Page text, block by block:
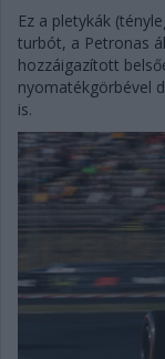
Ez a pletykák
turbót, a Petronas
hozzáigazított
nyomatékgörbével
is.